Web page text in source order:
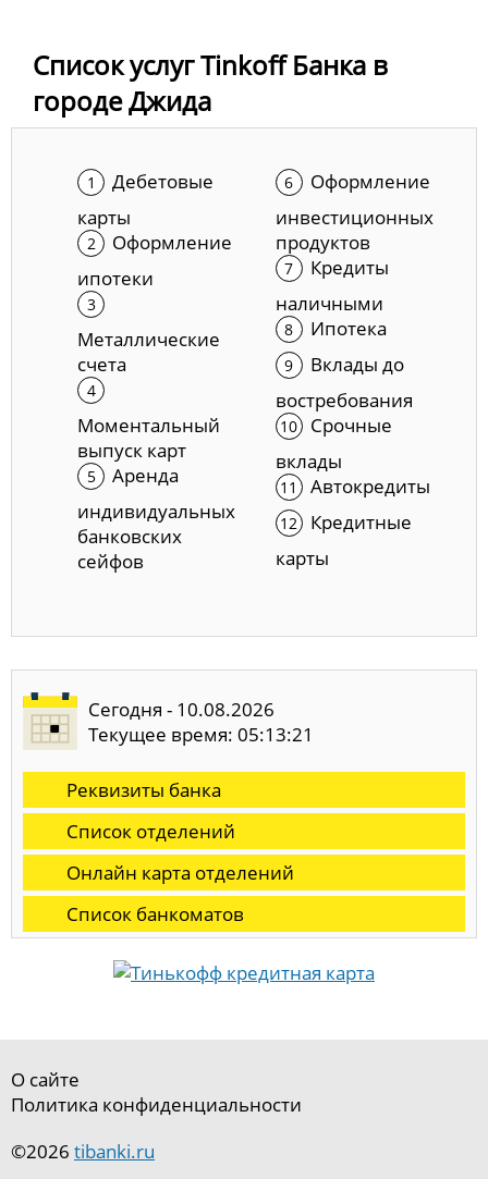
Список услуг Tinkoff Банка в
городе Джида
Дебетовые
карты
Оформление
ипотеки
Металлические
счета
Моментальный
выпуск карт
Аренда
индивидуальных
банковских
сейфов
Оформление
инвестиционных
продуктов
Кредиты
наличными
Ипотека
Вклады до
востребования
Срочные
вклады
Автокредиты
Кредитные
карты
Сегодня - 10.08.2026
Текущее время: 05:13:21
Реквизиты банка
Список отделений
Онлайн карта отделений
Список банкоматов
О сайте
Политика конфиденциальности
©2026 tibanki.ru